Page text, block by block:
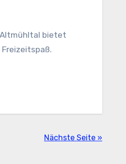
Altmühltal bietet
Nächste Seite »